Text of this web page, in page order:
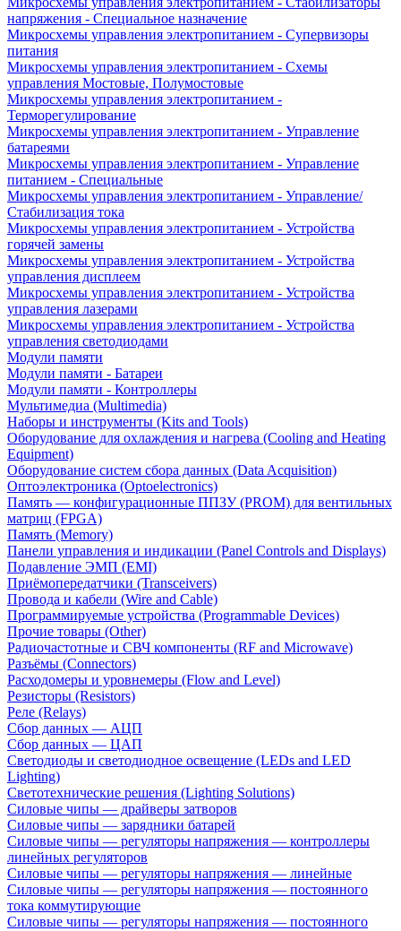
напряжения - Специальное назначение
Микросхемы управления электропитанием - Супервизоры
питания
Микросхемы управления электропитанием - Схемы
управления Мостовые, Полумостовые
Микросхемы управления электропитанием -
Терморегулирование
Микросхемы управления электропитанием - Управление
батареями
Микросхемы управления электропитанием - Управление
питанием - Специальные
Микросхемы управления электропитанием - Управление/
Стабилизация тока
Микросхемы управления электропитанием - Устройства
горячей замены
Микросхемы управления электропитанием - Устройства
управления дисплеем
Микросхемы управления электропитанием - Устройства
управления лазерами
Микросхемы управления электропитанием - Устройства
управления светодиодами
Модули памяти
Модули памяти - Батареи
Модули памяти - Контроллеры
Мультимедиа (Multimedia)
Наборы и инструменты (Kits and Tools)
Оборудование для охлаждения и нагрева (Cooling and Heating
Equipment)
Оборудование систем сбора данных (Data Acquisition)
Оптоэлектроника (Optoelectronics)
Память — конфигурационные ППЗУ (PROM) для вентильных
матриц (FPGA)
Память (Memory)
Панели управления и индикации (Panel Controls and Displays)
Подавление ЭМП (EMI)
Приёмопередатчики (Transceivers)
Провода и кабели (Wire and Cable)
Программируемые устройства (Programmable Devices)
Прочие товары (Other)
Радиочастотные и СВЧ компоненты (RF and Microwave)
Разъёмы (Connectors)
Расходомеры и уровнемеры (Flow and Level)
Резисторы (Resistors)
Реле (Relays)
Сбор данных — АЦП
Сбор данных — ЦАП
Светодиоды и светодиодное освещение (LEDs and LED
Lighting)
Светотехнические решения (Lighting Solutions)
Силовые чипы — драйверы затворов
Силовые чипы — зарядники батарей
Силовые чипы — регуляторы напряжения — контроллеры
линейных регуляторов
Силовые чипы — регуляторы напряжения — линейные
Силовые чипы — регуляторы напряжения — постоянного
тока коммутирующие
Силовые чипы — регуляторы напряжения — постоянного